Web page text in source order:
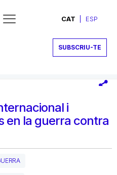
CAT ESP
SUBSCRIU-TE
i
en la guerra contra